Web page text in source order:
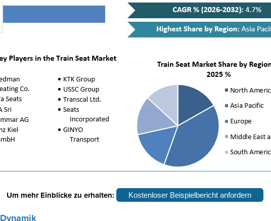
Um mehr Einblicke zu erhalten: Kostenloser Beispielbericht anfordern
Dynamik